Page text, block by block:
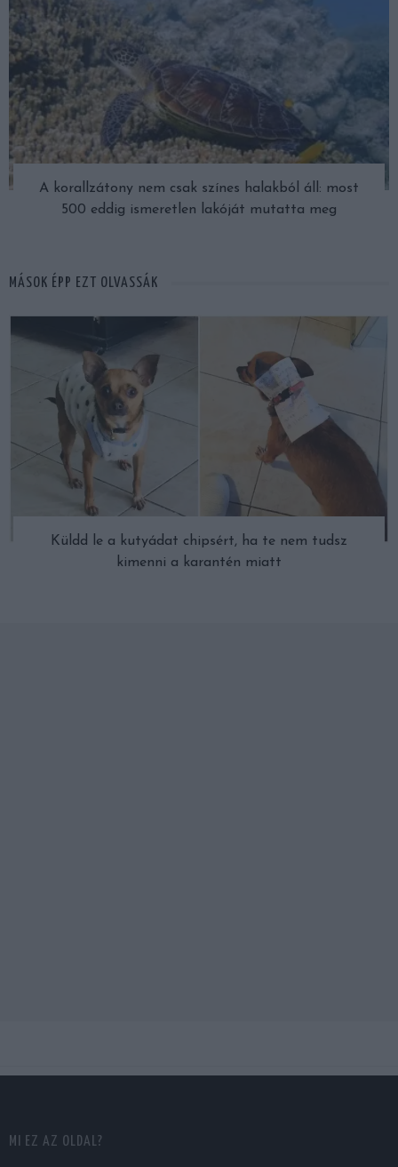
A korallzátony nem csak színes halakból áll: most
500 eddig ismeretlen lakóját mutatta meg
MÁSOK ÉPP EZT OLVASSÁK
Küldd le a kutyádat chipsért, ha te nem tudsz
kimenni a karantén miatt
MI EZ AZ OLDAL?